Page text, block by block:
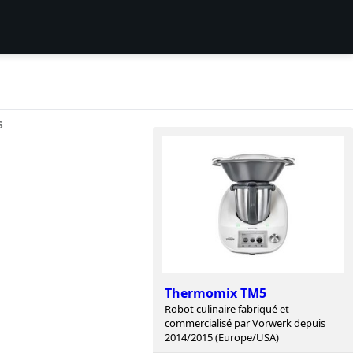
Thermomix TM5
Robot culinaire fabriqué et
commercialisé par Vorwerk depuis
2014/2015 (Europe/USA)